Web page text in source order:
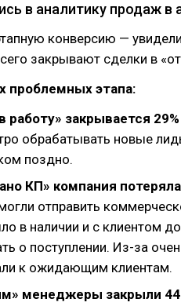
в аналитику продаж в
конверсию — увидели
закрывают сделки в
проблемных этапа:
работу» закрывается
обрабатывать новые
поздно.
КП» компания
отправить
в наличии и с клиентом
о поступлении. Из-за
к ожидающим клиентам.
менеджеры закрыли